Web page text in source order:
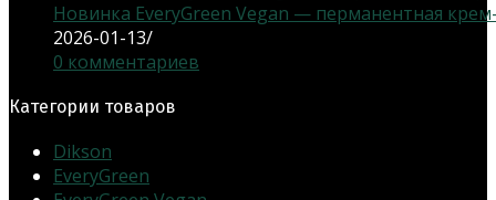
Новинка EveryGreen Vegan — перманентная
2026-01-13/
0 комментариев
Категории товаров
Dikson
EveryGreen